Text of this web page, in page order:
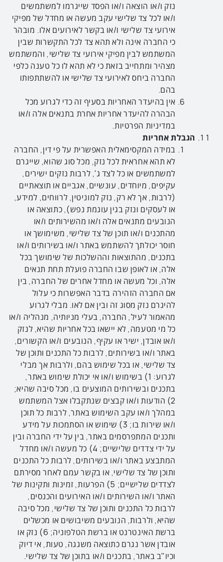
נזק ו/או הוצאה ו/או הפסד שייגרמו למשתמשים
ו/או לכל צד שלישי עקב מעשה או מחדל של מפיקי
אירועי צד שלישי ו/או בקשר לאירועים אלו. מובהר
כי החברה אינה ולא תהא צד לכל התקשרות שבין
המשתמש לבין מפיקי אירועי צד שלישי, והמשתמש
מצהיר ומתחייב בזאת כי לא תהא לו כל טענה כלפי
החברה ביחס לאירועי צד שלישי או להשתתפותו
בהם.
אין בהיעדר האחריות בסעיף זה כדי לגרוע מכל
הבהרה להיעדר אחריות אחרת בתנאים אלה ו/או
במדיניות הפרטיות.
הגבלת אחריות
במידה המקסימאלית האפשרית על פי דין, החברה
לא תהא אחראית לכל נזק, מכל סוג שהוא, שייגרם
למשתמשים או כל לצד ג', לרבות נזקים ישירים,
עקיפים, מיוחדים, עונשיים, אגביים או תוצאתיים
(לרבות, אך לא רק, נזק למוניטין, לרווחים, למידע,
או לעסקים ונזק בגין עוגמת נפש), כתוצאה או
הנובעים מתנאים אלה ו/או מהשירותים ו/או
מהתכנים ו/או תוכן של צד שלישי, משימושך או
חוסר יכולתך להשתמש באתר ו/או בשירותים ו/או
בתכנים, מהתוצאות וההשלכות של שימושך בכל
אלה, או לאופן שבו החברה פועלת תחת תנאים
אלה, וכל מעשה או מחדל אחרים של החברה, בין
אם החברה הזהירה בדבר האפשרות כי עלול
להיגרם נזק מסוג זה ובין אם לאו. מבלי לגרוע
מהאמור לעיל, החברה, בעלי מניותיה, מנהליה ו/או
כל מי מטעמה, לא יישאו בכל אחריות שהיא, לנזק
ו/או אובדן, ישיר או עקיף, הנובעים ו/או הקשורים,
באתר ו/או בשירותים, לרבות כל התכנים ותוכן של
צד שלישי, או בכל שימוש בהם, ולרבות אך מבלי
לגרוע: 1) בשימוש ו/או אי יכולת שימוש באתר,
בתכנים ובשירותים המוצעים בו, מכל סיבה שהיא;
2) הודעות ו/או קבצים שנתקבלו אצל המשתמש
במהלך ו/או עקב השימוש באתר, לרבות כל תוכן
ו/או שירות בו; 3) שימוש או הסתמכות על מידע
ותכנים המתפרסמים באתר, בין על ידי החברה ובין
על ידי צדדים שלישיים; 4) כל מעשה ו/או מחדל
המתבצע באתר ו/או בשירותים, לרבות כל התכנים
ותוכן של צד שלישי, או בקשר עמם לאחר מסירתם
לצדדים שלישיים; 5) הפרעות, זמינות ותקינות של
האתר ו/או השירותים ו/או האירועים והכנסים,
לרבות כל התכנים ותוכן של צד שלישי, מכל סיבה
שהיא, ולרבות, הנובעים משיבושים או מכשלים
ברשת האינטרנט או ברשת הטלפוניה; 6) נזק או
אובדן אשר נגרם כתוצאה משגגה, טעות, אי דיוק
וכיו"ב באתר, בתכנים ו/או בתוכן של צד שלישי.